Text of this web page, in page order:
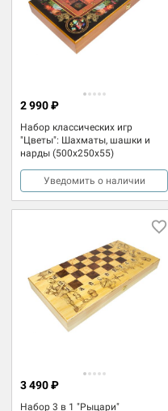
Набор классических игр
"Цветы": Шахматы, шашки и
нарды (500x250x55)
2 990 ₽
Уведомить о наличии
Набор 3 в 1 "Рыцари"
3 490 ₽